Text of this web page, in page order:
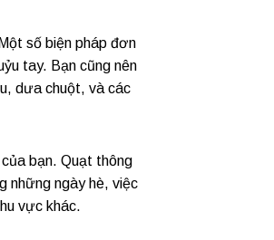
số biện pháp đơn
tay. Bạn cũng nên
dưa chuột, và các
bạn. Quạt thông
những ngày hè, việc
vực khác.